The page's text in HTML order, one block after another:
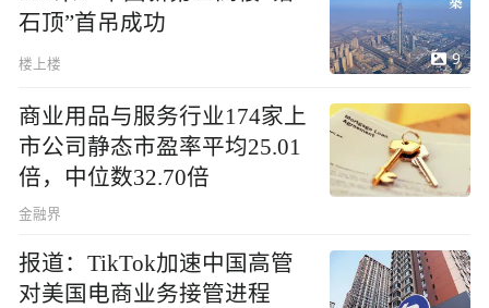
石顶”首吊成功
楼上楼 9
商业用品与服务行业174家上
市公司静态市盈率平均25.01
倍，中位数32.70倍
金融界
报道：TikTok加速中国高管
对美国电商业务接管进程